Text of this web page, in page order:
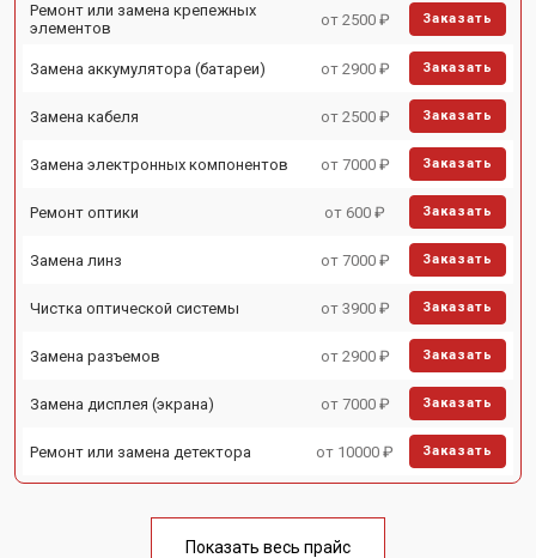
Ремонт или замена крепежных
элементов
от 2500 ₽ Заказать
Замена аккумулятора (батареи) от 2900 ₽ Заказать
Замена кабеля от 2500 ₽ Заказать
Замена электронных компонентов от 7000 ₽ Заказать
Ремонт оптики от 600 ₽ Заказать
Замена линз от 7000 ₽ Заказать
Чистка оптической системы от 3900 ₽ Заказать
Замена разъемов от 2900 ₽ Заказать
Замена дисплея (экрана) от 7000 ₽ Заказать
Ремонт или замена детектора от 10000 ₽ Заказать
Показать весь прайс